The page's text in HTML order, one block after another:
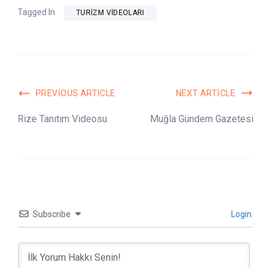
Tagged In TURIZM VIDEOLARI
Post
Navigation
PREVIOUS ARTICLE
Rize Tanıtım Videosu
NEXT ARTICLE
Muğla Gündem Gazetesi
Subscribe Login